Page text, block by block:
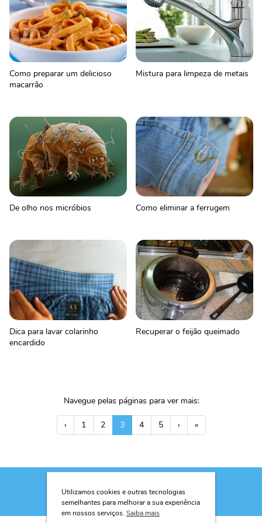
Utilizamos cookies e outras tecnologias
semelhantes para melhorar a sua experiência
em nossos serviços. Saiba mais
Como preparar um delicioso
macarrão
Mistura para limpeza de metais
De olho nos micróbios Como eliminar a ferrugem
Dica para lavar colarinho
encardido
Recuperar o feijão queimado
Navegue pelas páginas para ver mais:
‹ 1 2 3 4 5 › »